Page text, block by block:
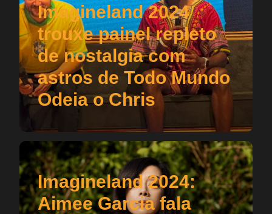
Imagineland 2024
trouxe painel repleto
de nostalgia com
astros de Todo Mundo
Odeia o Chris
Imagineland 2024:
Aimee Garcia fala